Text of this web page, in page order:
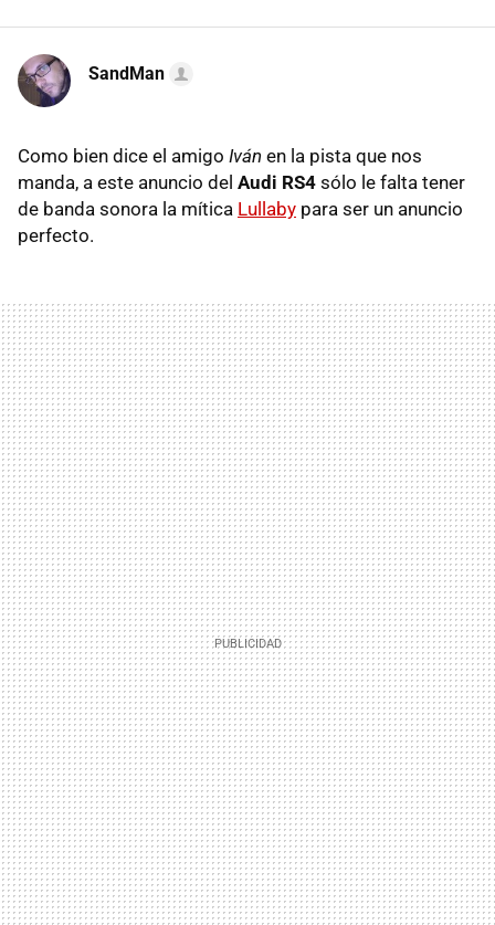
SandMan
Como bien dice el amigo Iván en la pista que nos
manda, a este anuncio del Audi RS4 sólo le falta tener
de banda sonora la mítica Lullaby para ser un anuncio
perfecto.